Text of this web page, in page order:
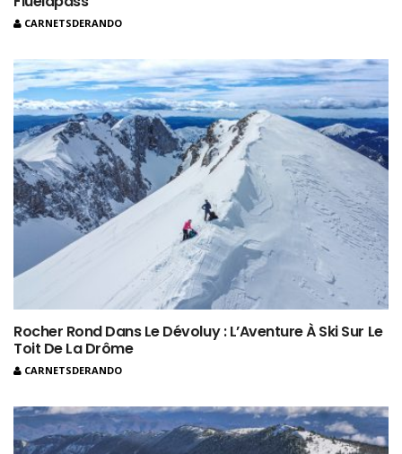
CARNETSDERANDO
Rocher Rond Dans Le Dévoluy : L’Aventure À Ski Sur Le
Toit De La Drôme
CARNETSDERANDO